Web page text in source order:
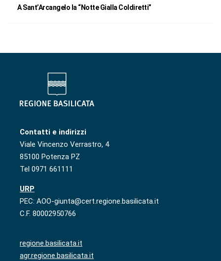
A Sant’Arcangelo la “Notte Gialla Coldiretti”
Contatti e indirizzi
Viale Vincenzo Verrastro, 4
85100 Potenza PZ
Tel 0971 661111
URP
PEC: AOO-giunta@cert.regione.basilicata.it
C.F. 80002950766
regione.basilicata.it
agr.regione.basilicata.it